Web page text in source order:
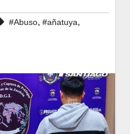
#Abuso, #añatuya,